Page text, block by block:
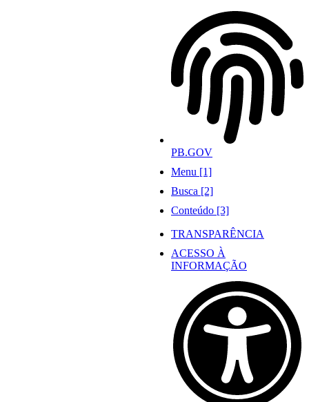
PB.GOV
Menu [1]
Busca [2]
Conteúdo [3]
TRANSPARÊNCIA
ACESSO À
INFORMAÇÃO